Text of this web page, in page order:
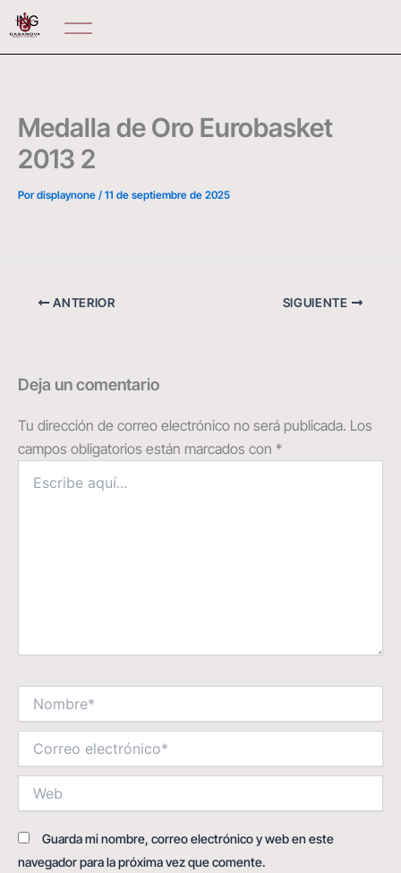
contenido
ING
Medalla de Oro Eurobasket
2013 2
Pordisplaynone / 11 de septiembre de 2025
ANTERIOR SIGUIENTE
Deja un comentario
Tu dirección de correo electrónico no será publicada. Los
campos obligatorios están marcados con *
aquí...
electrónico*
Guarda mi nombre, correo electrónico y web en este
navegador para la próxima vez que comente.